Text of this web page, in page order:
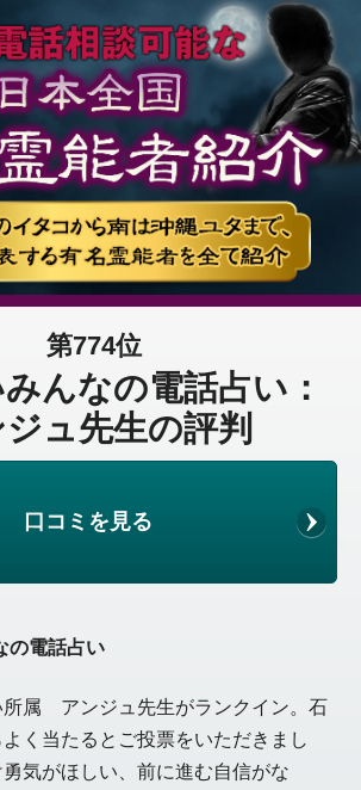
第774位
んなの電話占い：
ュ先生の評判
口コミを見る
の電話占い
所属 アンジュ先生がランクイン。石
く当たるとご投票をいただきまし
気がほしい、前に進む自信がな